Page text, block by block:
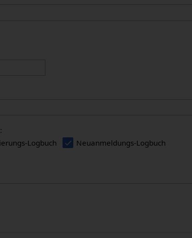
Logbuch Neuanmeldungs-Logbuch